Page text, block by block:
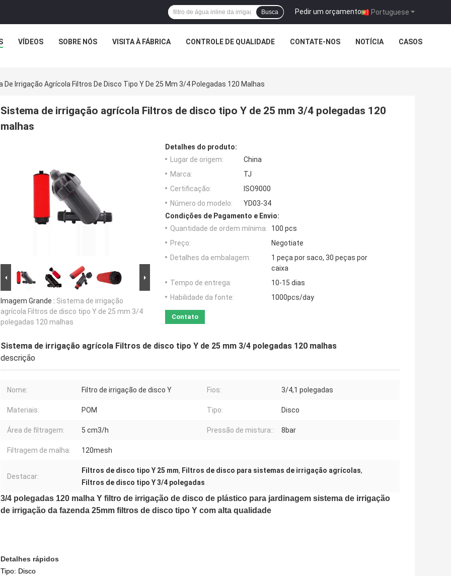
Portuguese
Pedir um orçamento |
Busca
VÍDEOS SOBRE NÓS VISITA À FÁBRICA CONTROLE DE QUALIDADE CONTATE-NOS NOTÍCIA CASOS
De Irrigação Agrícola Filtros De Disco Tipo Y De 25 Mm 3/4 Polegadas 120 Malhas
Sistema de irrigação agrícola Filtros de disco tipo Y de 25 mm 3/4 polegadas 120
malhas
Imagem Grande : Sistema de irrigação
agrícola Filtros de disco tipo Y de 25 mm 3/4
polegadas 120 malhas
Detalhes do produto:
Lugar de origem:
China
Marca:
TJ
Certificação:
ISO9000
Número do modelo:
YD03-34
Condições de Pagamento e Envio:
Quantidade de ordem mínima:
100 pcs
Preço:
Negotiate
Detalhes da embalagem:
1 peça por saco, 30 peças por
caixa
Tempo de entrega:
10-15 dias
Habilidade da fonte:
1000pcs/day
Contato
Sistema de irrigação agrícola Filtros de disco tipo Y de 25 mm 3/4 polegadas 120 malhas
descrição
Nome: Filtro de irrigação de disco Y Fios: 3/4,1 polegadas
Materiais: POM Tipo: Disco
Área de filtragem: 5 cm3/h Pressão de mistura:: 8bar
Filtragem de malha: 120mesh
Destacar:
Filtros de disco tipo Y 25 mm, Filtros de disco para sistemas de irrigação agrícolas,
Filtros de disco tipo Y 3/4 polegadas
3/4 polegadas 120 malha Y filtro de irrigação de disco de plástico para jardinagem sistema de irrigação
de irrigação da fazenda 25mm filtros de disco tipo Y com alta qualidade
Detalhes rápidos
Tipo: Disco